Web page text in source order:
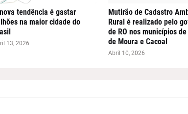
tendência é gastar
na maior cidade do
13, 2026
Mutirão de Cadastro
Rural é realizado pelo
de RO nos municípios
de Moura e Cacoal
Abril 10, 2026